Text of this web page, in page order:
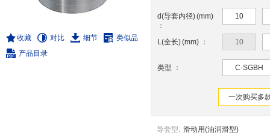
收藏 对比 细节
类似品
产品目录
d(导套内径)(mm)
：
10
L(全长)(mm) ： 10
类型 ： C-SGBH
一次购买多
导套型: 滑动用(油润滑型)